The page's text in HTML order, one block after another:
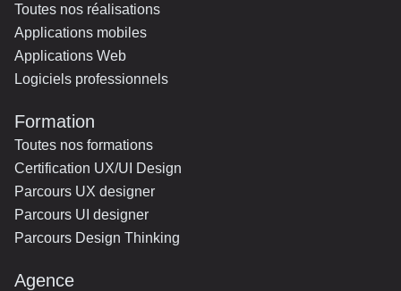
Toutes nos réalisations
Applications mobiles
Applications Web
Logiciels professionnels
Formation
Toutes nos formations
Certification UX/UI Design
Parcours UX designer
Parcours UI designer
Parcours Design Thinking
Agence